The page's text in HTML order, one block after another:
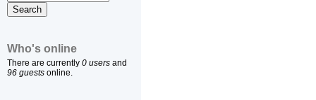
Who's online
There are currently 0 users and
96 guests online.